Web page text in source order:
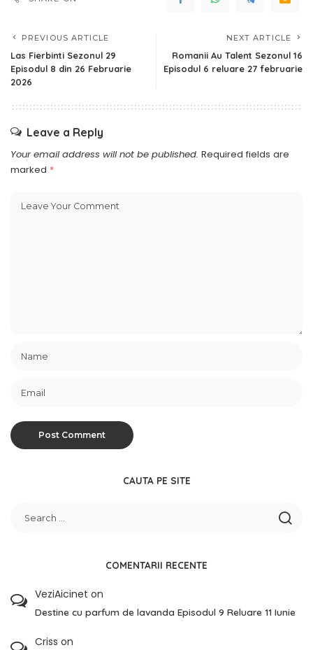
PREVIOUS ARTICLE
Las Fierbinti Sezonul 29
Episodul 8 din 26 Februarie
2026
NEXT ARTICLE
Romanii Au Talent Sezonul 16
Episodul 6 reluare 27 februarie
Leave a Reply
Your email address will not be published. Required fields are
marked *
CAUTA PE SITE
COMENTARII RECENTE
VeziAicinet on
Destine cu parfum de lavanda Episodul 9 Reluare 11 Iunie
Criss on